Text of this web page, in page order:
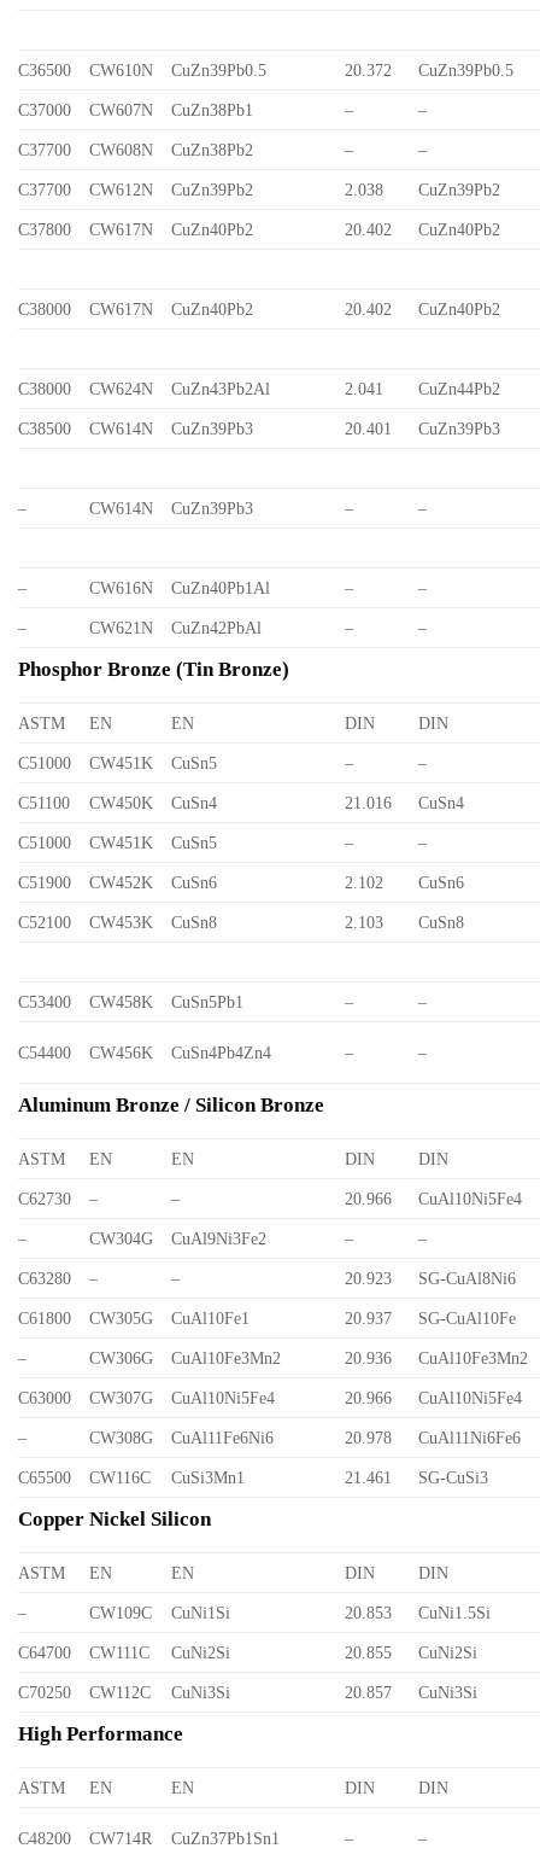
C36500 CW610N CuZn39Pb0.5 20.372 CuZn39Pb0.5
C37000 CW607N CuZn38Pb1 – –
C37700 CW608N CuZn38Pb2 – –
C37700 CW612N CuZn39Pb2 2.038 CuZn39Pb2
C37800 CW617N CuZn40Pb2 20.402 CuZn40Pb2
C38000 CW617N CuZn40Pb2 20.402 CuZn40Pb2
C38000 CW624N CuZn43Pb2Al 2.041 CuZn44Pb2
C38500 CW614N CuZn39Pb3 20.401 CuZn39Pb3
– CW614N CuZn39Pb3 – –
– CW616N CuZn40Pb1Al – –
– CW621N CuZn42PbAl – –
Phosphor Bronze (Tin Bronze)
ASTM EN EN DIN DIN
C51000 CW451K CuSn5 – –
C51100 CW450K CuSn4 21.016 CuSn4
C51000 CW451K CuSn5 – –
C51900 CW452K CuSn6 2.102 CuSn6
C52100 CW453K CuSn8 2.103 CuSn8
C53400 CW458K CuSn5Pb1 – –
C54400 CW456K CuSn4Pb4Zn4 – –
Aluminum Bronze / Silicon Bronze
ASTM EN EN DIN DIN
C62730 – – 20.966 CuAl10Ni5Fe4
– CW304G CuAl9Ni3Fe2 – –
C63280 – – 20.923 SG-CuAl8Ni6
C61800 CW305G CuAl10Fe1 20.937 SG-CuAl10Fe
– CW306G CuAl10Fe3Mn2 20.936 CuAl10Fe3Mn2
C63000 CW307G CuAl10Ni5Fe4 20.966 CuAl10Ni5Fe4
– CW308G CuAl11Fe6Ni6 20.978 CuAl11Ni6Fe6
C65500 CW116C CuSi3Mn1 21.461 SG-CuSi3
Copper Nickel Silicon
ASTM EN EN DIN DIN
– CW109C CuNi1Si 20.853 CuNi1.5Si
C64700 CW111C CuNi2Si 20.855 CuNi2Si
C70250 CW112C CuNi3Si 20.857 CuNi3Si
High Performance
ASTM EN EN DIN DIN
C48200 CW714R CuZn37Pb1Sn1 – –